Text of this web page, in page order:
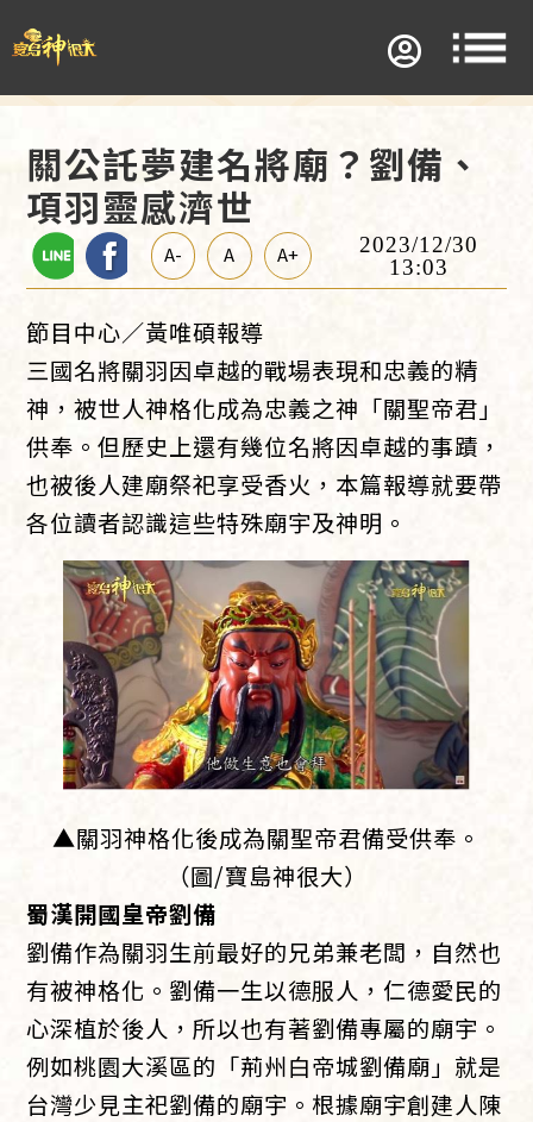
關公託夢建名將廟？劉備、
項羽靈感濟世
A- A A+
2023/12/30
13:03
節目中心／黃唯碩報導
三國名將關羽因卓越的戰場表現和忠義的精
神，被世人神格化成為忠義之神「關聖帝君」
供奉。但歷史上還有幾位名將因卓越的事蹟，
也被後人建廟祭祀享受香火，本篇報導就要帶
各位讀者認識這些特殊廟宇及神明。
▲關羽神格化後成為關聖帝君備受供奉。
（圖/寶島神很大）
蜀漢開國皇帝劉備
劉備作為關羽生前最好的兄弟兼老闆，自然也
有被神格化。劉備一生以德服人，仁德愛民的
心深植於後人，所以也有著劉備專屬的廟宇。
例如桃園大溪區的「荊州白帝城劉備廟」就是
台灣少見主祀劉備的廟宇。根據廟宇創建人陳